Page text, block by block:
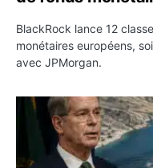
BlackRock lance 12
monétaires européens,
avec JPMorgan.
Pétrole : le Brent